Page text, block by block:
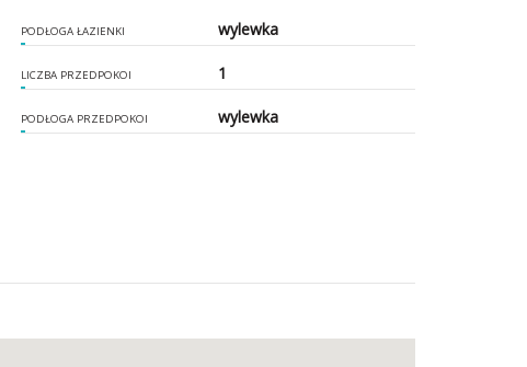
PODŁOGA ŁAZIENKI wylewka
LICZBA PRZEDPOKOI 1
PODŁOGA PRZEDPOKOI wylewka